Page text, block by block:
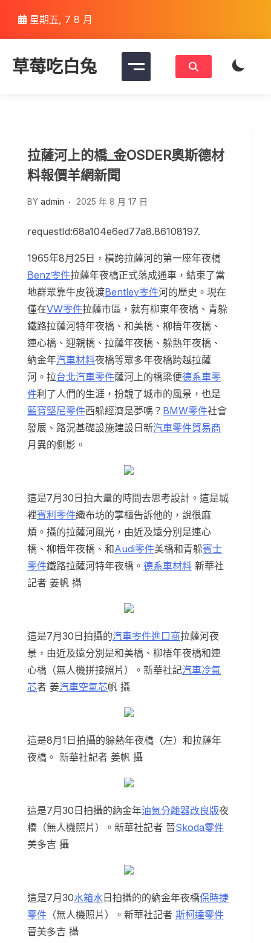
content
星期五, 7 8 月
草莓吃白兔
拉薩河上的橋_金OSDER奧斯德材
料報價羊網新聞
BY admin 2025 年 8 月 17 日
requestId:68a104e6ed77a8.86108197.
1965年8月25日，橫跨拉薩河的第一座年夜橋
Benz零件拉薩年夜橋正式落成通車，結束了當
地群眾靠牛皮筏渡Bentley零件河的歷史。現在
僅在VW零件拉薩市區，就有柳東年夜橋、青躲
鐵路拉薩河特年夜橋、和美橋、柳梧年夜橋、
連心橋、迎親橋、拉薩年夜橋、躲熱年夜橋、
納金年汽車材料夜橋等眾多年夜橋跨越拉薩
河。拉台北汽車零件薩河上的橋梁便德系車零
件利了人們的生涯，扮靚了城市的風景，也是
藍寶堅尼零件西躲經濟是夢嗎？ BMW零件社會
發展、路況基礎設施建設日新汽車零件貿易商
月異的側影。
這是7月30日拍大量的時間去思考設計。這是城
裡賓利零件織布坊的掌櫃告訴他的，說很麻
煩。攝的拉薩河風光，由近及遠分別是連心
橋、柳梧年夜橋、和Audi零件美橋和青躲賓士
零件鐵路拉薩河特年夜橋。 德系車材料 新華社
記者 姜帆 攝
這是7月30日拍攝的汽車零件進口商拉薩河夜
景，由近及遠分別是和美橋、柳梧年夜橋和連
心橋（無人機拼接照片）。新華社記汽車冷氣
芯者 姜汽車空氣芯帆 攝
這是8月1日拍攝的躲熱年夜橋（左）和拉薩年
夜橋。 新華社記者 姜帆 攝
這是7月30日拍攝的納金年油氣分離器改良版夜
橋（無人機照片）。新華社記者 晉Skoda零件
美多吉 攝
這是7月30水箱水 日拍攝的的納金年夜橋保時捷
零件 （無人機照片）。新華社記者 斯柯達零件
晉美多吉 攝